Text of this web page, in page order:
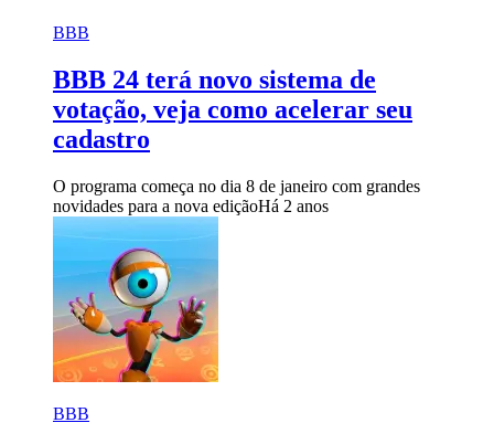
BBB
BBB 24 terá novo sistema de
votação, veja como acelerar seu
cadastro
O programa começa no dia 8 de janeiro com grandes
novidades para a nova ediçãoHá 2 anos
BBB